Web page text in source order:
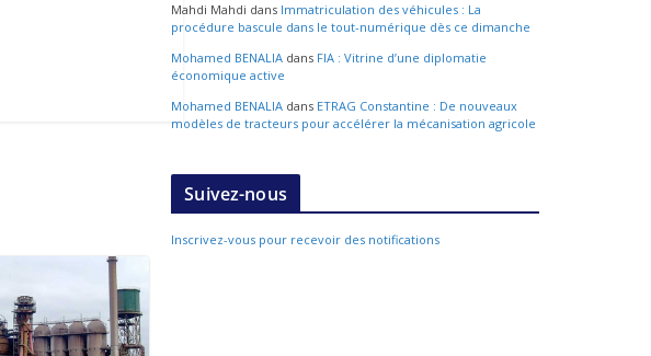
Mahdi Mahdi dans Immatriculation des véhicules : La
procédure bascule dans le tout-numérique dès ce dimanche
Mohamed BENALIA dans FIA : Vitrine d’une diplomatie
économique active
Mohamed BENALIA dans ETRAG Constantine : De nouveaux
modèles de tracteurs pour accélérer la mécanisation agricole
Suivez-nous
Inscrivez-vous pour recevoir des notifications